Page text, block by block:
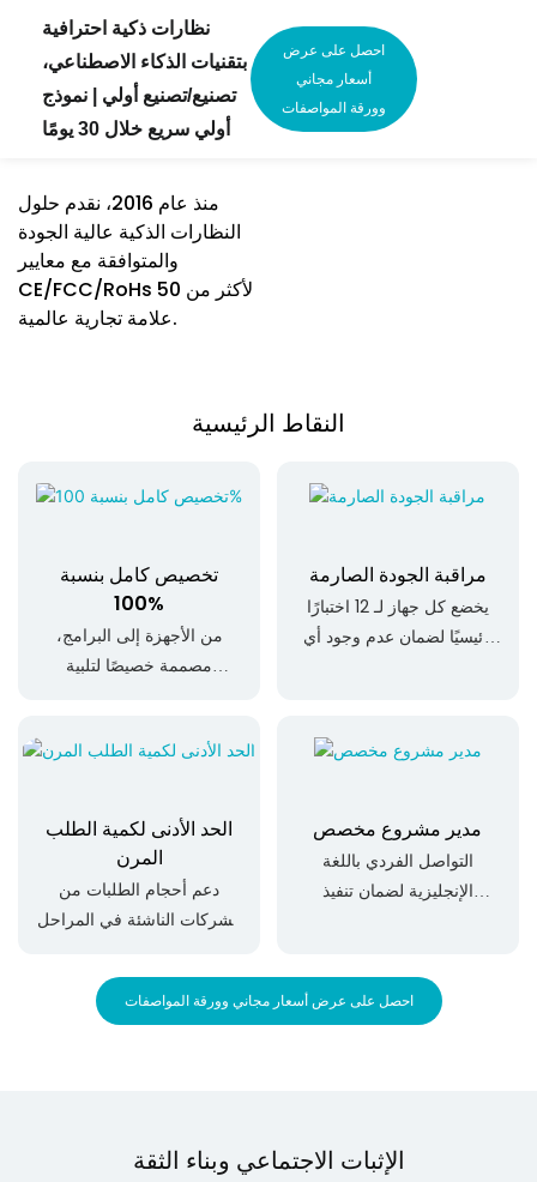
نظارات ذكية احترافية
بتقنيات الذكاء الاصطناعي،
تصنيع/تصنيع أولي | نموذج
أولي سريع خلال 30 يومًا
احصل على عرض
أسعار مجاني
وورقة المواصفات
منذ عام 2016، نقدم حلول
النظارات الذكية عالية الجودة
والمتوافقة مع معايير
CE/FCC/RoHs لأكثر من 50
علامة تجارية عالمية.
النقاط الرئيسية
تخصيص كامل بنسبة
100%
من الأجهزة إلى البرامج،
مصممة خصيصًا لتلبية
مراقبة الجودة الصارمة
يخضع كل جهاز لـ 12 اختبارًا
رئيسيًا لضمان عدم وجود أي
الحد الأدنى لكمية الطلب
المرن
دعم أحجام الطلبات من
الشركات الناشئة في المراحل
مدير مشروع مخصص
التواصل الفردي باللغة
الإنجليزية لضمان تنفيذ
احصل على عرض أسعار مجاني وورقة المواصفات
الإثبات الاجتماعي وبناء الثقة